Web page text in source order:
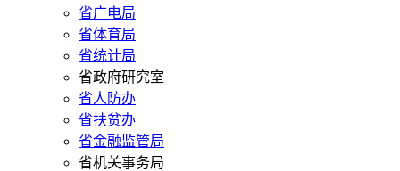
省广电局
省体育局
省统计局
省政府研究室
省人防办
省扶贫办
省金融监管局
省机关事务局